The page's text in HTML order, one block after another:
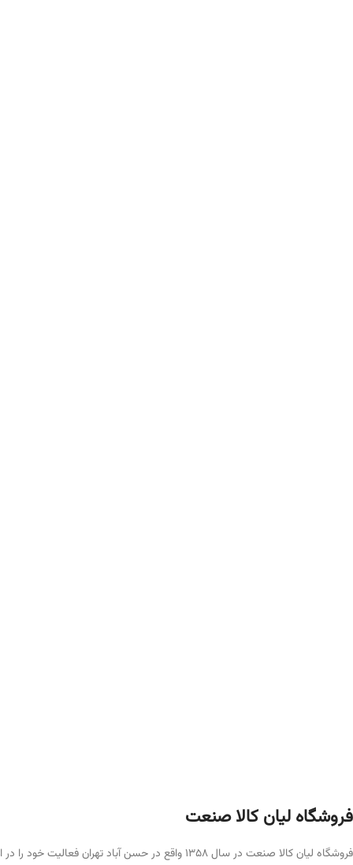
فروشگاه لیان‌ کالا صنعت
فروشگاه لیان کالا صنعت در سال ۱۳۵۸ واقع در حسن آباد تهران فعالیت خود را در امر عرضه لوازم ایمنی، آتش نشانی و حفاظت فردی آغاز کرد